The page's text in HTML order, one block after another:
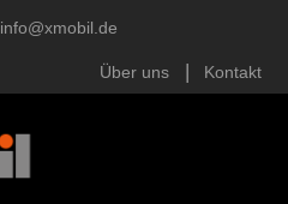
info@xmobil.de
Über uns Kontakt